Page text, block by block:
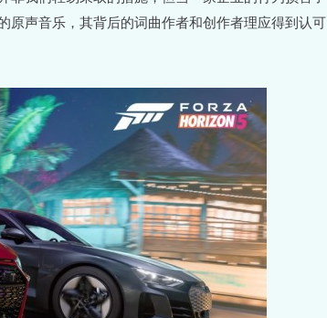
原声音乐，其背后的词曲作者和创作者理应得到认可